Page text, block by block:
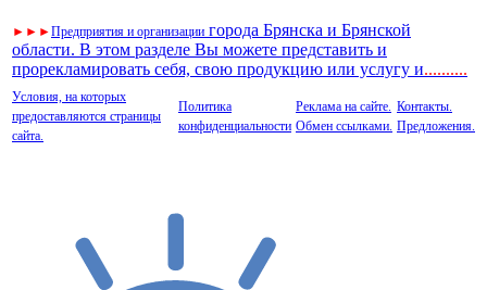
► ► ►Предприятия и организации города Брянска и Брянской
области. В этом разделе Вы можете представить и
прорекламировать себя, свою продукцию или услугу и..........
Условия, на которых
предоставляются страницы
сайта.
Политика
конфиденциальности
Реклама на сайте.
Обмен ссылками.
Контакты.
Предложения.